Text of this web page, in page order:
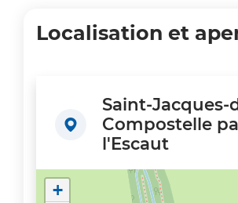
Localisation et
Saint-Jacques-
Compostelle
l'Escaut
+